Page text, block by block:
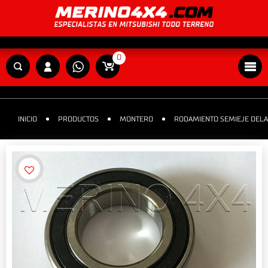
0
INICIO PRODUCTOS MONTERO RODAMIENTO SEMIEJE